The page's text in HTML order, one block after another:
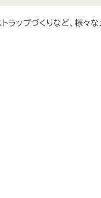
ップづくりなど、様々な